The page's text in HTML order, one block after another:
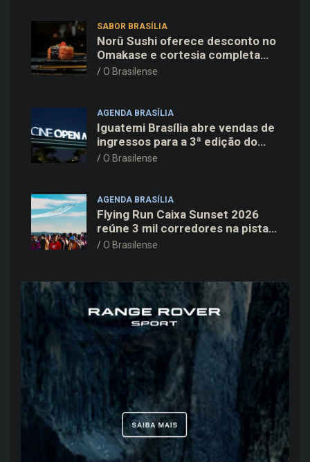
SABOR BRASÍLIA
Norū Sushi oferece desconto no
Omakase e cortesia completa
para os pais neste domingo
O Brasilense
AGENDA BRASÍLIA
Iguatemi Brasília abre vendas de
ingressos para a 3ª edição do
Cine Open Air
O Brasilense
AGENDA BRASÍLIA
Flying Run Caixa Sunset 2026
reúne 3 mil corredores na pista
do Aeroporto de Brasília neste
O Brasilense